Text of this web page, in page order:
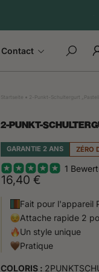
Contact
Suchen
Startseite 2-Punkt-Schultergurt
2-PUNKT-
GARANTIE 2 ANS ZÉRO
1
16,40 €
Fait pour l'appareil
Attache rapide 2
Un style unique
Pratique
COLORIS :